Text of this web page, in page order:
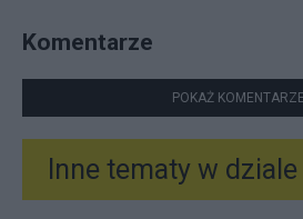
Komentarze
POKAŻ
Inne tematy w dziale